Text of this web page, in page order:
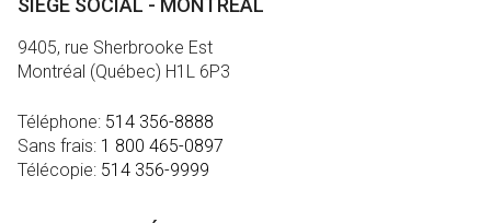
SIÈGE SOCIAL - MONTRÉAL
9405, rue Sherbrooke Est
Montréal (Québec) H1L 6P3
Téléphone: 514 356-8888
Sans frais: 1 800 465-0897
Télécopie: 514 356-9999